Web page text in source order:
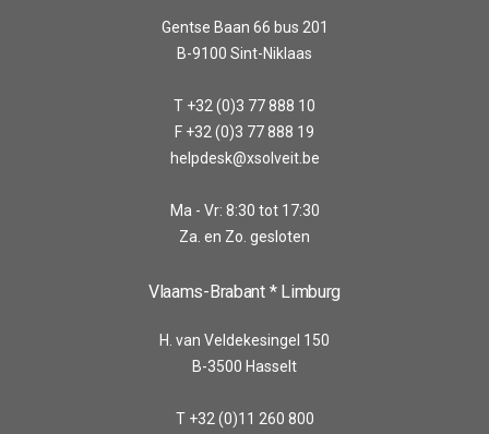
Gentse Baan 66 bus 201
B-9100 Sint-Niklaas
T +32 (0)3 77 888 10
F +32 (0)3 77 888 19
helpdesk@xsolveit.be
Ma - Vr: 8:30 tot 17:30
Za. en Zo. gesloten
Vlaams-Brabant * Limburg
H. van Veldekesingel 150
B-3500 Hasselt
T +32 (0)11 260 800